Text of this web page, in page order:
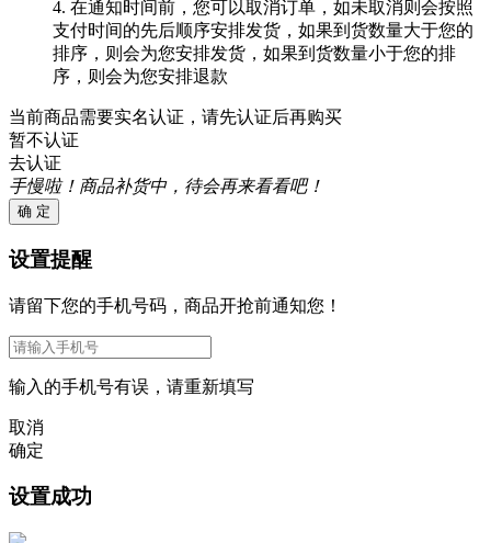
4. 在通知时间前，您可以取消订单，如未取消则会按照
支付时间的先后顺序安排发货，如果到货数量大于您的
排序，则会为您安排发货，如果到货数量小于您的排
序，则会为您安排退款
当前商品需要实名认证，请先认证后再购买
暂不认证
去认证
手慢啦！商品补货中，待会再来看看吧！
确 定
设置提醒
请留下您的手机号码，商品开抢前通知您！
输入的手机号有误，请重新填写
取消
确定
设置成功